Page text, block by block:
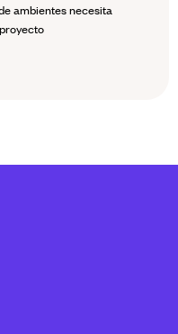
ambientes necesita